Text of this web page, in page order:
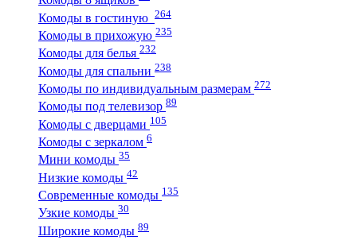
Комоды в гостиную 264
Комоды в прихожую 235
Комоды для белья 232
Комоды для спальни 238
Комоды по индивидуальным размерам 272
Комоды под телевизор 89
Комоды с дверцами 105
Комоды с зеркалом 6
Мини комоды 35
Низкие комоды 42
Современные комоды 135
Узкие комоды 30
Широкие комоды 89